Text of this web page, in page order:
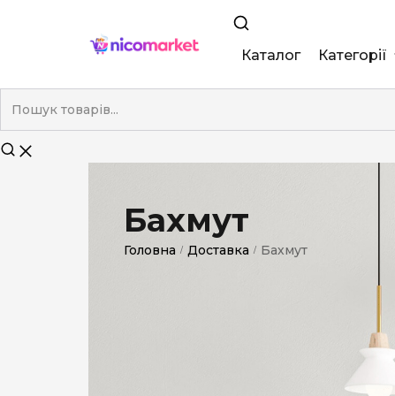
Каталог Категорії
Без фільтра
Смакові
Бахмут
Головна / Доставка / Бахмут